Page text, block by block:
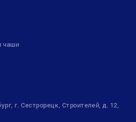
чаши
г. Сестрорецк, Строителей, д. 12,